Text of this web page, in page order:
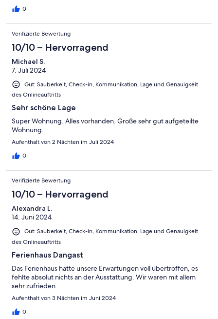
sehr gerne wieder. Lg Familie Kamp
0
Verifizierte Bewertung
10/10 – Hervorragend
Michael S.
7. Juli 2024
Gut: Sauberkeit, Check-in, Kommunikation, Lage und Genauigkeit
des Onlineauftritts
Sehr schöne Lage
Super Wohnung. Alles vorhanden. Große sehr gut aufgeteilte
Wohnung.
Aufenthalt von 2 Nächten im Juli 2024
0
Verifizierte Bewertung
10/10 – Hervorragend
Alexandra L.
14. Juni 2024
Gut: Sauberkeit, Check-in, Kommunikation, Lage und Genauigkeit
des Onlineauftritts
Ferienhaus Dangast
Das Ferienhaus hatte unsere Erwartungen voll übertroffen, es
fehlte absolut nichts an der Ausstattung. Wir waren mit allem
sehr zufrieden.
Aufenthalt von 3 Nächten im Juni 2024
0